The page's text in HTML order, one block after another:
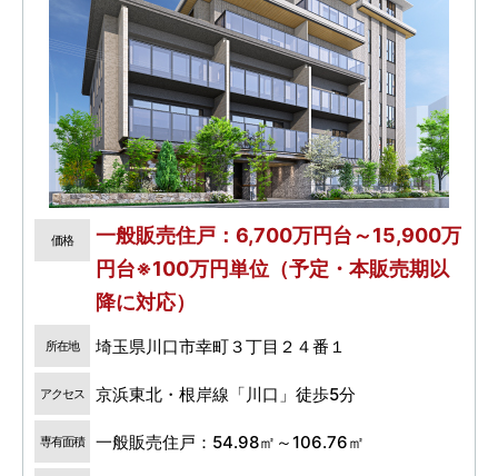
価格
一般販売住戸：6,700万円台～15,900万
円台※100万円単位（予定・本販売期以
降に対応）
所在地 埼玉県川口市幸町３丁目２４番１
アクセス 京浜東北・根岸線「川口」徒歩5分
専有面積 一般販売住戸：54.98㎡～106.76㎡